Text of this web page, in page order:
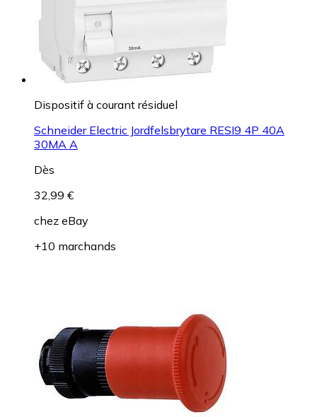
Dispositif à courant résiduel
Schneider Electric Jordfelsbrytare RESI9 4P 40A
30MA A
Dès
32,99 €
chez eBay
+10 marchands